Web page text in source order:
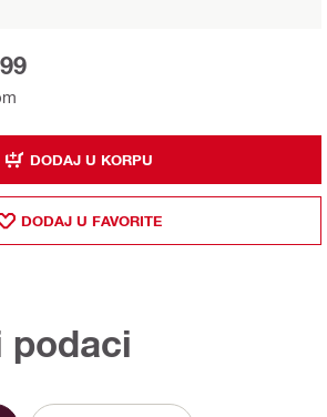
DODAJ U KORPU
DODAJ U FAVORITE
podaci